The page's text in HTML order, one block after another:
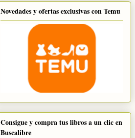
Novedades y ofertas exclusivas con Temu
Consigue y compra tus libros a un clic en
Buscalibre